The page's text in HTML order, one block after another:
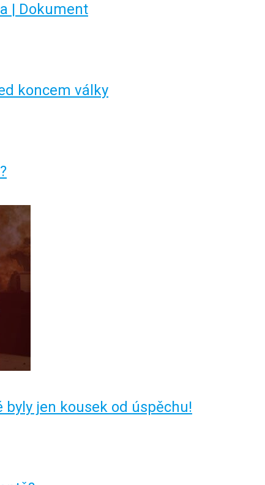
| Dokument
koncem války
byly jen kousek od úspěchu!